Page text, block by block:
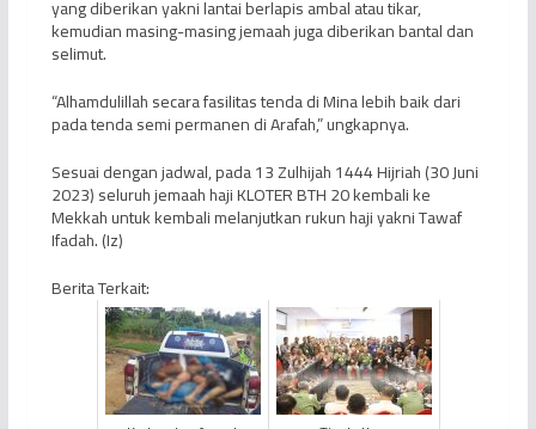
yang diberikan yakni lantai berlapis ambal atau tikar,
kemudian masing-masing jemaah juga diberikan bantal dan
selimut.
“Alhamdulillah secara fasilitas tenda di Mina lebih baik dari
pada tenda semi permanen di Arafah,” ungkapnya.
Sesuai dengan jadwal, pada 13 Zulhijah 1444 Hijriah (30 Juni
2023) seluruh jemaah haji KLOTER BTH 20 kembali ke
Mekkah untuk kembali melanjutkan rukun haji yakni Tawaf
Ifadah. (Iz)
Berita Terkait: